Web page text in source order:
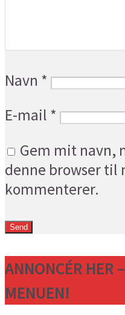
Navn *
E-mail *
Gem mit navn,
denne browser til
kommenterer.
ANNONCÉR HER
MENUEN!